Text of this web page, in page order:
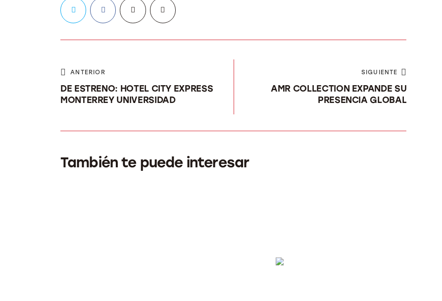
ANTERIOR
DE ESTRENO: HOTEL CITY EXPRESS
MONTERREY UNIVERSIDAD
SIGUIENTE
AMR COLLECTION EXPANDE SU
PRESENCIA GLOBAL
También te puede interesar